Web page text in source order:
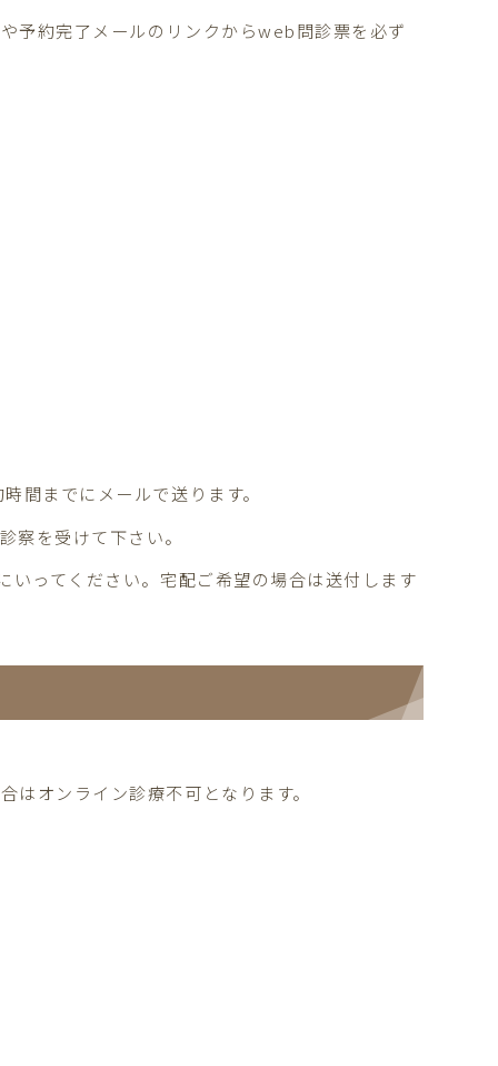
予約完了メールのリンクからweb問診票を必ず
間までにメールで送ります。
を受けて下さい。
ってください。宅配ご希望の場合は送付します
オンライン診療不可となります。